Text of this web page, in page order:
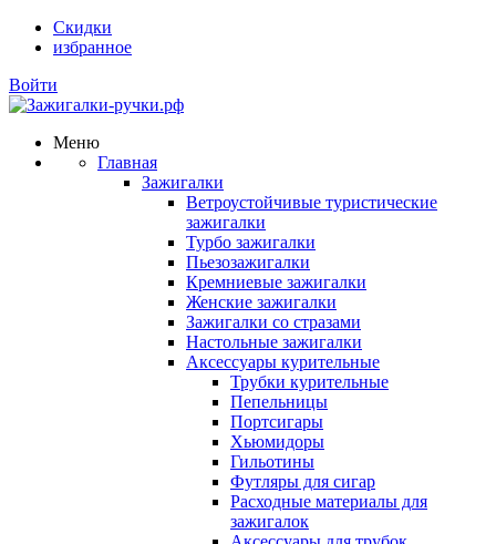
Скидки
избранное
Войти
Меню
Главная
Зажигалки
Ветроустойчивые туристические
зажигалки
Турбо зажигалки
Пьезозажигалки
Кремниевые зажигалки
Женские зажигалки
Зажигалки со стразами
Настольные зажигалки
Аксессуары курительные
Трубки курительные
Пепельницы
Портсигары
Хьюмидоры
Гильотины
Футляры для сигар
Расходные материалы для
зажигалок